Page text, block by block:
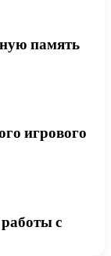
память
игрового
с